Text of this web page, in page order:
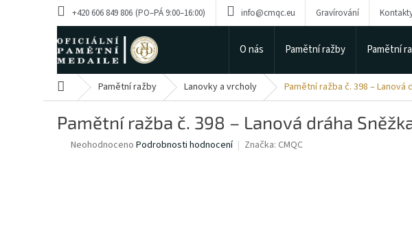
+420 606 849 806 info@cmqc.eu Gravírování
O nás Pamětní ražby Pamětní
Domů Pamětní ražby Lanovky a vrcholy Pamětní ražba č. 398 – Lanová
Pamětní ražba č. 398 – Lanová dráha
Průměrné
Neohodnoceno Podrobnosti hodnocení Značka: CMQC